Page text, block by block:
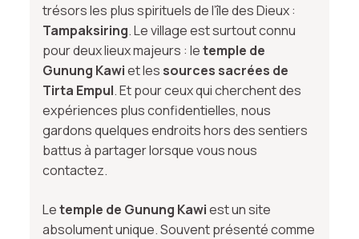
trésors les plus spirituels de l’île des Dieux :
Tampaksiring. Le village est surtout connu
pour deux lieux majeurs : letemple de
Gunung Kawiet les sources sacrées de
Tirta Empul. Et pour ceux qui cherchent des
expériences plus confidentielles, nous
gardons quelques endroits hors des sentiers
battus à partager lorsque vous nous
contactez.
Letemple de Gunung Kawiest un site
absolument unique. Souvent présenté comme